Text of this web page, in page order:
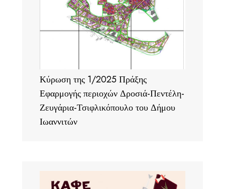
Κύρωση της 1/2025 Πράξης
Εφαρμογής περιοχών Δροσιά-Πεντέλη-
Ζευγάρια-Τσιφλικόπουλο του Δήμου
Ιωαννιτών